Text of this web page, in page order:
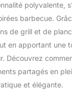
polyvalente,
barbecue.
de grill et de
en apportant une
Découvrez
partagés en
et élégante.